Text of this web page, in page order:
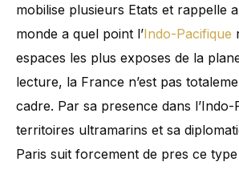
mobilise plusieurs Etats et rappelle
monde a quel point l’Indo-Pacifique
espaces les plus exposes de la
lecture, la France n’est pas
cadre. Par sa presence dans l’Indo-
territoires ultramarins et sa
Paris suit forcement de pres ce type